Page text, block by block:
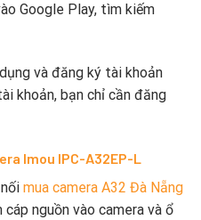
Google Play, tìm kiếm
và đăng ký tài khoản
khoản, bạn chỉ cần đăng
Imou IPC-A32EP-L
mua camera A32 Đà Nẵng
nguồn vào camera và ổ